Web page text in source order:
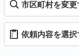
市区町村を変更
依頼内容を選択